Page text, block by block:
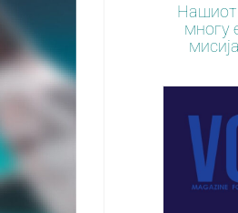
Нашиот
многу